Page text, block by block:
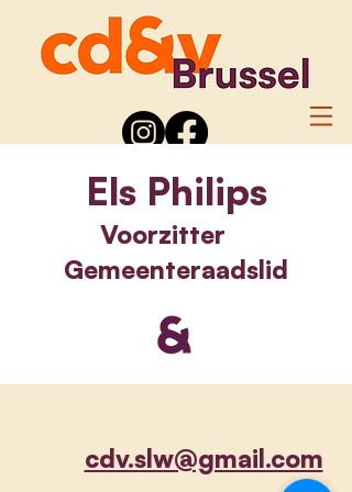
Els Philips
Voorzitter
Gemeenteraadslid
cdv.slw@gmail.com